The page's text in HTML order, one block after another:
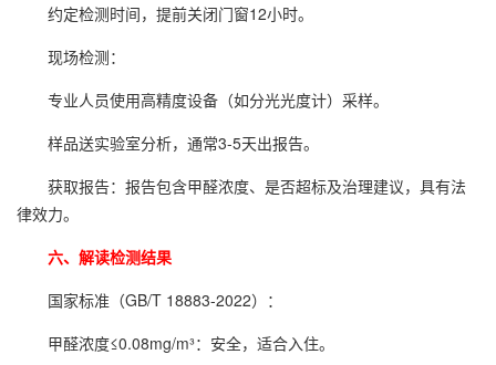
约定检测时间，提前关闭门窗12小时。
现场检测：
专业人员使用高精度设备（如分光光度计）采样。
样品送实验室分析，通常3-5天出报告。
获取报告：报告包含甲醛浓度、是否超标及治理建议，具有法
律效力。
六、解读检测结果
国家标准（GB/T 18883-2022）：
甲醛浓度≤0.08mg/m³：安全，适合入住。